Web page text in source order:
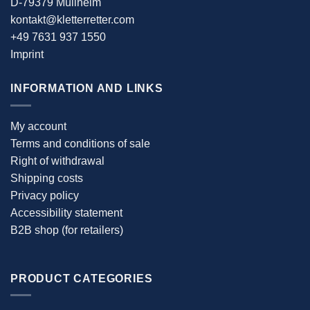
D-79379 Müllheim
kontakt@kletterretter.com
+49 7631 937 1550
Imprint
INFORMATION AND LINKS
My account
Terms and conditions of sale
Right of withdrawal
Shipping costs
Privacy policy
Accessibility statement
B2B shop (for retailers)
PRODUCT CATEGORIES